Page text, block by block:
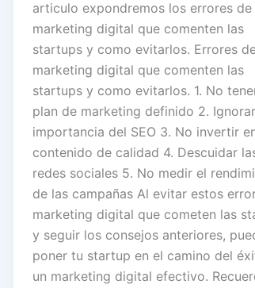
articulo expondremos los errores de
marketing digital que comenten las
startups y como evitarlos. Errores
marketing digital que comenten las
startups y como evitarlos. 1. No
plan de marketing definido 2.
importancia del SEO 3. No invertir
contenido de calidad 4. Descuidar
redes sociales 5. No medir el
de las campañas Al evitar estos
marketing digital que cometen las
y seguir los consejos anteriores,
poner tu startup en el camino del
un marketing digital efectivo.